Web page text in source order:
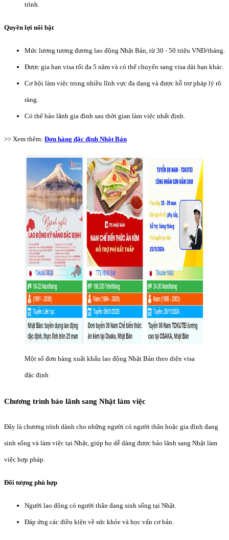
trình.
Quyền lợi nổi bật
Mức lương tương đương lao động Nhật Bản, từ 30 - 50 triệu VNĐ/tháng.
Được gia hạn visa tối đa 5 năm và có thể chuyển sang visa dài hạn khác.
Cơ hội làm việc trong nhiều lĩnh vực đa dạng và được hỗ trợ pháp lý rõ
ràng.
Có thể bảo lãnh gia đình sau thời gian làm việc nhất định.
>> Xem thêm: Đơn hàng đặc định Nhật Bản
Một số đơn hàng xuất khẩu lao động Nhật Bản theo diện visa
đặc định
Chương trình bảo lãnh sang Nhật làm việc
Đây là chương trình dành cho những người có người thân hoặc gia đình đang
sinh sống và làm việc tại Nhật, giúp họ dễ dàng được bảo lãnh sang Nhật làm
việc hợp pháp.
Đối tượng phù hợp
Người lao động có người thân đang sinh sống tại Nhật.
Đáp ứng các điều kiện về sức khỏe và học vấn cơ bản.